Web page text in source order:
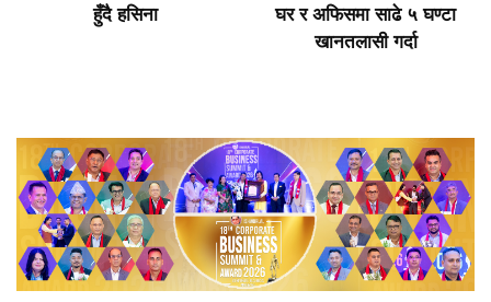
हुँदै हसिना
घर र अफिसमा साढे ५ घण्टा
खानतलासी गर्दा